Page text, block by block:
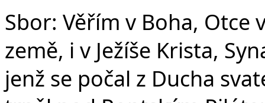
Sbor: Věřím v Boha,
země, i v Ježíše Krista,
jenž se počal z Ducha